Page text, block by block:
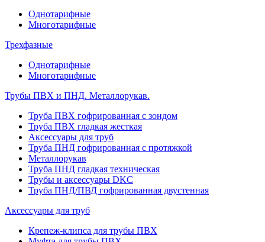
Однотарифные
Многотарифные
Трехфазные
Однотарифные
Многотарифные
Трубы ПВХ и ПНД. Металлорукав.
Труба ПВХ гофрированная с зондом
Труба ПВХ гладкая жесткая
Аксессуары для труб
Труба ПНД гофрированная с протяжкой
Металлорукав
Труба ПНД гладкая техническая
Трубы и аксессуары DKC
Труба ПНД/ПВД гофрированная двустенная
Аксессуары для труб
Крепеж-клипса для трубы ПВХ